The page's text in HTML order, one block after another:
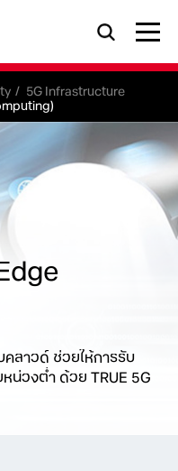
5G Infrastructure
ลาวด์ ช่วยให้การรับ
น่วงต่ำ ด้วย TRUE 5G